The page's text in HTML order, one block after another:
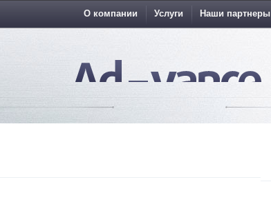
О компании Услуги Наши партнеры